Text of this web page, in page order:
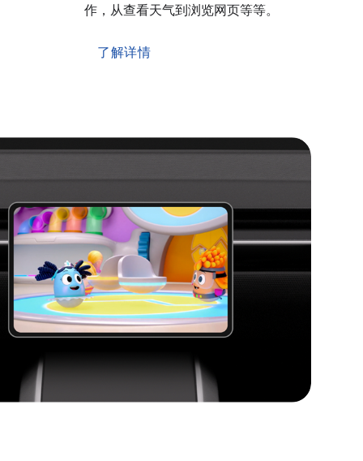
作，从查看天气到浏览网页等等。
了解详情